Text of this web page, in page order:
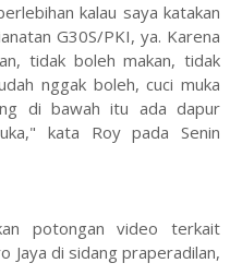
kalau saya katakan
G30S/PKI, ya. Karena
tidak boleh makan, tidak
nggak boleh, cuci muka
di bawah itu ada dapur
kata Roy pada Senin
potongan video terkait
Jaya di sidang praperadilan,